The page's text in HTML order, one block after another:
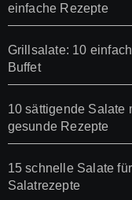
einfache Rezepte
Grillsalate: 10
Buffet
10 sättigende Salate
gesunde Rezepte
15 schnelle Salate
Salatrezepte